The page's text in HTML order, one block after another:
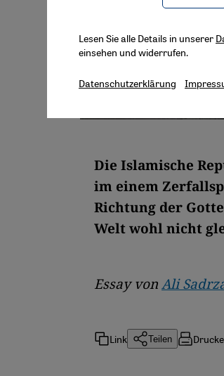
Die Islamische
im einem
Richtung der
Welt wohl nicht
Essay vonAli
Link Teilen
Lesen Sie alle Details in unserer
einsehen und widerrufen.
Datenschutzerklärung